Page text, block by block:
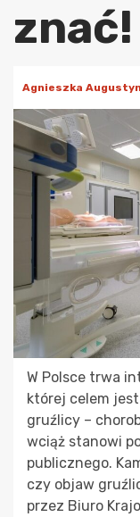
znać!
Agnieszka
W Polsce trwa
której celem
gruźlicy –
wciąż stanowi
publicznego.
czy objaw
przez Biuro